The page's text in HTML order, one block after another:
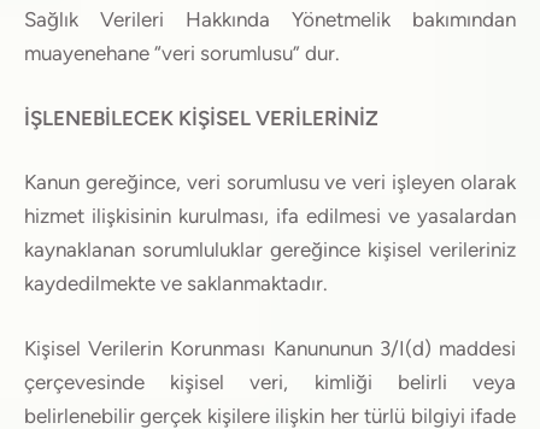
Sağlık Verileri Hakkında Yönetmelik bakımından
muayenehane “veri sorumlusu” dur.
İŞLENEBİLECEK KİŞİSEL VERİLERİNİZ
Kanun gereğince, veri sorumlusu ve veri işleyen olarak
hizmet ilişkisinin kurulması, ifa edilmesi ve yasalardan
kaynaklanan sorumluluklar gereğince kişisel verileriniz
kaydedilmekte ve saklanmaktadır.
Kişisel Verilerin Korunması Kanununun 3/I(d) maddesi
çerçevesinde kişisel veri, kimliği belirli veya
belirlenebilir gerçek kişilere ilişkin her türlü bilgiyi ifade